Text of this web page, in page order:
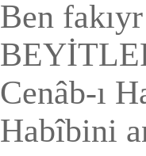
Ben
Cenâb-ı
Habîbini